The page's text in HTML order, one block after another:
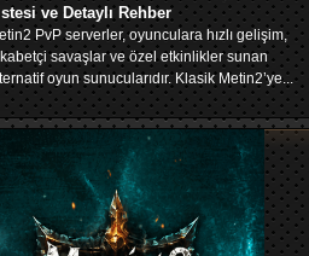
ve Detaylı Rehber
PvP serverler, oyunculara hızlı gelişim,
savaşlar ve özel etkinlikler sunan
oyun sunucularıdır. Klasik Metin2’ye...